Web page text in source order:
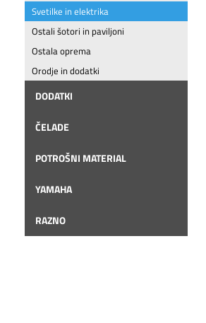
Svetilke in elektrika
Ostali šotori in paviljoni
Ostala oprema
Orodje in dodatki
DODATKI
ČELADE
POTROŠNI MATERIAL
YAMAHA
RAZNO